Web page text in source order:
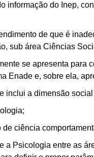
informação do Inep,
de que é
sub área Ciências
se apresenta para
Enade e, sobre ela,
a dimensão
ciência
a Psicologia entre as